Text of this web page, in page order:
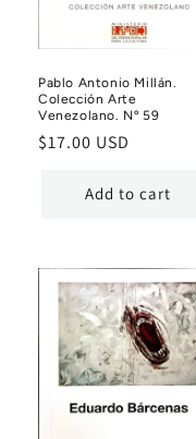
Pablo Antonio Millán.
Colección Arte
Venezolano. Nº 59
Regular
$17.00 USD
Add to cart